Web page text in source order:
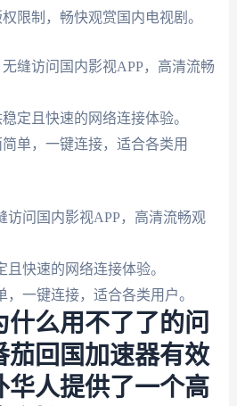
限制，畅快观赏国内电视剧。
缝访问国内影视APP，高清流畅
定且快速的网络连接体验。
单，一键连接，适合各类用
访问国内影视APP，高清流畅观
快速的网络连接体验。
，一键连接，适合各类用户。
什么用不了了的问
茄回国加速器有效
华人提供了一个高